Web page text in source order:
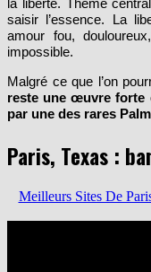
la liberté. Thème
saisir l’essence. La
amour fou,
impossible.
Malgré ce que l’on
reste une œuvre forte
par une des rares
Paris, Texas :